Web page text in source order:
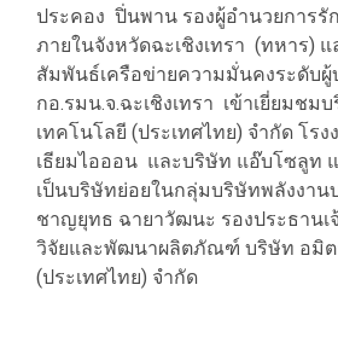
ประคอง ปิ่นพาน รองผู้อำนวยการรั
ภายในจังหวัดฉะเชิงเทรา (ทหาร)
สัมพันธ์เครือข่ายความมั่นคงระดับผู้
กอ.รมน.จ.ฉะเชิงเทรา เข้าเยี่ยมชม
เทคโนโลยี (ประเทศไทย) จำกัด โร
เธียมไอออน และบริษัท แอ๊บโซลูท
เป็นบริษัทย่อยในกลุ่มบริษัทพลังงาน
ชาญยุทธ ฉายาวัฒนะ รองประธาน
วิจัยและพัฒนาผลิตภัณฑ์ บริษัท อมิต
(ประเทศไทย) จำกัด